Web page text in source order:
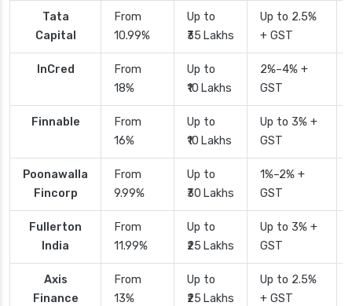
Tata
Capital
From
10.99%
Up to
₹35 Lakhs
Up to 2.5%
+ GST
InCred
From
18%
Up to
₹10 Lakhs
2%–4% +
GST
Finnable
From
16%
Up to
₹10 Lakhs
Up to 3% +
GST
Poonawalla
Fincorp
From
9.99%
Up to
₹30 Lakhs
1%–2% +
GST
Fullerton
India
From
11.99%
Up to
₹25 Lakhs
Up to 3% +
GST
Axis
Finance
From
13%
Up to
₹25 Lakhs
Up to 2.5%
+ GST